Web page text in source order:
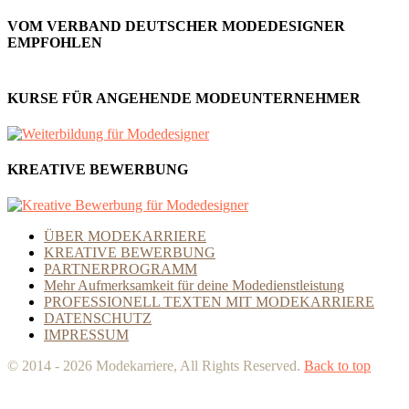
VOM VERBAND DEUTSCHER MODEDESIGNER
EMPFOHLEN
KURSE FÜR ANGEHENDE MODEUNTERNEHMER
KREATIVE BEWERBUNG
ÜBER MODEKARRIERE
KREATIVE BEWERBUNG
PARTNERPROGRAMM
Mehr Aufmerksamkeit für deine Modedienstleistung
PROFESSIONELL TEXTEN MIT MODEKARRIERE
DATENSCHUTZ
IMPRESSUM
© 2014 - 2026 Modekarriere, All Rights Reserved. Back to top